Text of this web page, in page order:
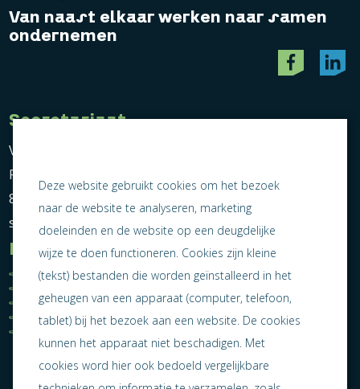
Van naast elkaar werken naar samen
ondernemen
Secretariaat
Vereniging Ondernemend Sneek
Postbus 464
8600 AL Sneek
secretariaat@ondernemendsneek.nl
Informatie
Ledenoverzicht
Algemene voorwaarden
Privacy statement
Jaarverslag 2025
Nieuws
Lid worden
Contact
Deze website gebruikt cookies om het bezoek
naar de website te analyseren, marketing
doeleinden en de website op een deugdelijke
wijze te doen functioneren. Cookies zijn kleine
(tekst) bestanden die worden geïnstalleerd in het
geheugen van een apparaat (computer, telefoon,
tablet) bij het bezoek aan een website. De cookies
kunnen het apparaat niet beschadigen. Met
cookies word hier ook bedoeld vergelijkbare